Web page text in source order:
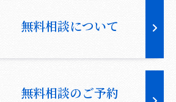
無料相談について
無料相談のご予約